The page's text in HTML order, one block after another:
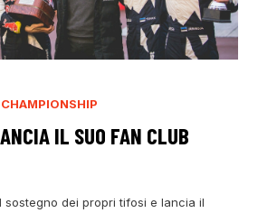
IL SUO FAN CLUB
sostegno dei propri tifosi e lancia il